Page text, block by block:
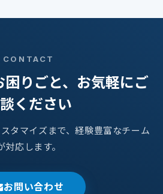
CONTACT
りごと、お気軽にご
ください
タマイズまで、経験豊富なチーム
対応します。
お問い合わせ